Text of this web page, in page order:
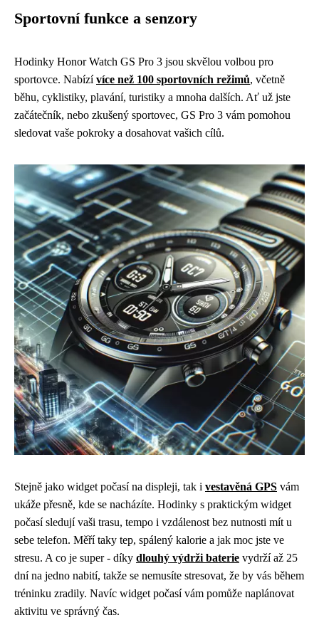
Sportovní funkce a senzory
Hodinky Honor Watch GS Pro 3 jsou skvělou volbou pro
sportovce. Nabízívíce než 100 sportovních režimů, včetně
běhu, cyklistiky, plavání, turistiky a mnoha dalších. Ať už jste
začátečník, nebo zkušený sportovec, GS Pro 3 vám pomohou
sledovat vaše pokroky a dosahovat vašich cílů.
Stejně jako widget počasína displeji, tak i vestavěná GPS vám
ukáže přesně, kde se nacházíte. Hodinky s praktickým widget
počasí sledují vaši trasu, tempo i vzdálenost bez nutnosti mít u
sebe telefon. Měří taky tep, spálený kalorie a jak moc jste ve
stresu. A co je super - díky dlouhý výdrži baterie vydrží až 25
dní na jedno nabití, takže se nemusíte stresovat, že by vás během
tréninku zradily. Navíc widget počasí vám pomůže naplánovat
aktivitu ve správný čas.